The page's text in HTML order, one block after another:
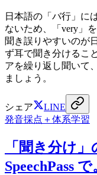
日本語の「バ行」に
ないため、「very」
聞き誤りやすいのが
ず耳で聞き分けるこ
アを繰り返し聞いて
ましょう。
シェア
LINE
発音採点＋体系学習
「聞き分け
SpeechPass で